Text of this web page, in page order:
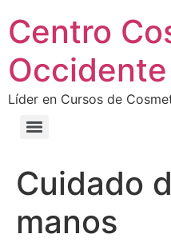
Centro
Occidente
Líder en Cursos de
Cuidado
manos